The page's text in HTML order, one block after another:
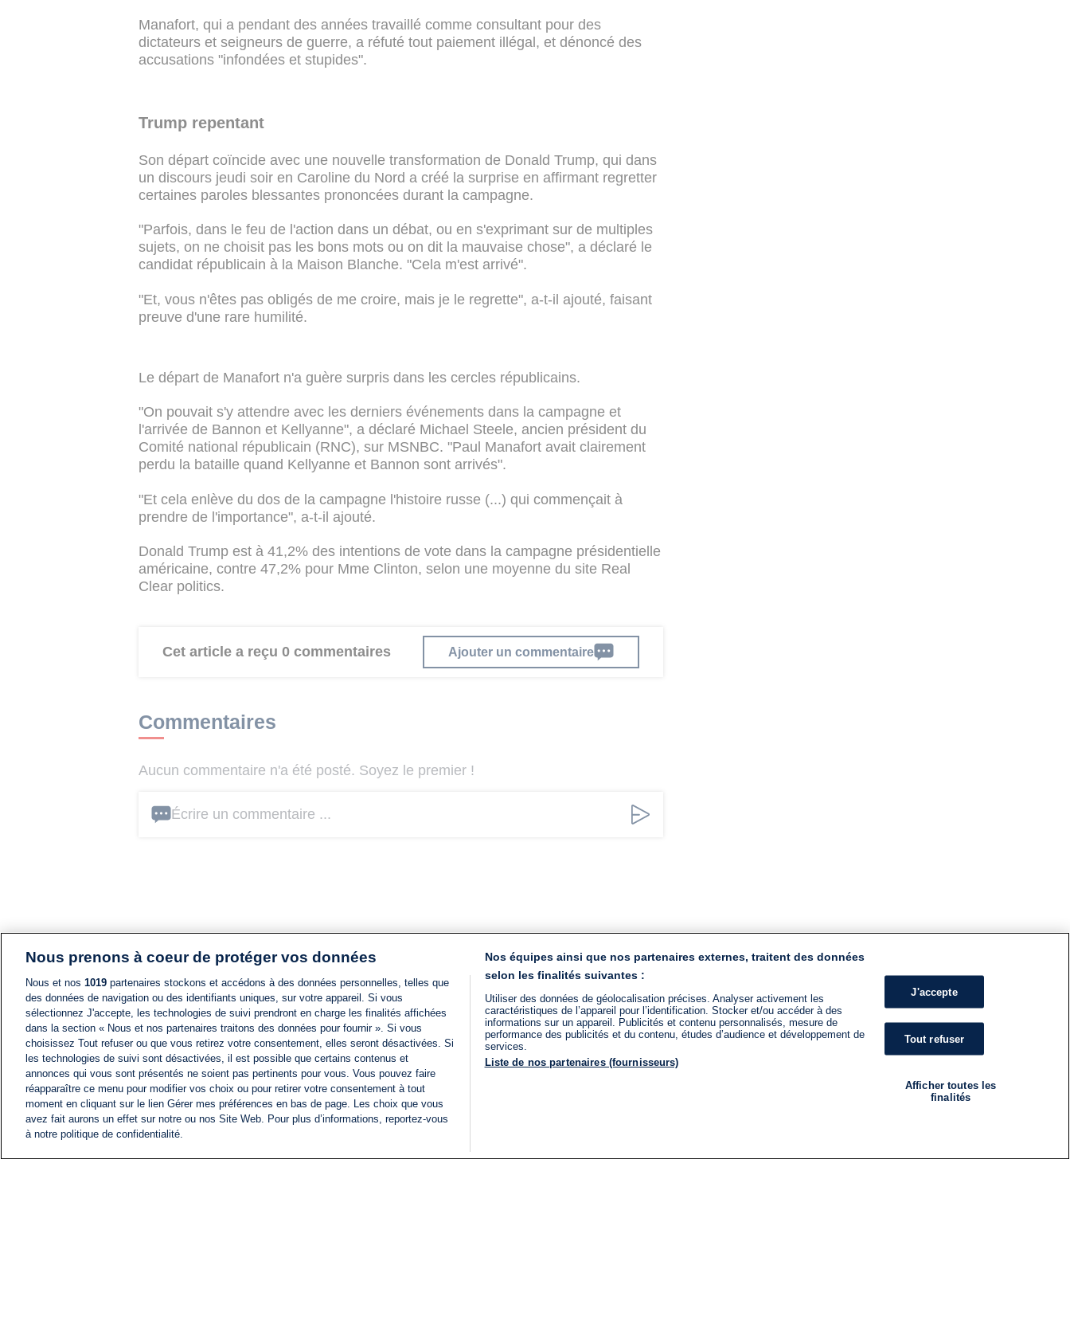
Manafort, qui a pendant des années travaillé comme consultant pour des
dictateurs et seigneurs de guerre, a réfuté tout paiement illégal, et dénoncé des
accusations "infondées et stupides".
Trump repentant
Son départ coïncide avec une nouvelle transformation de Donald Trump, qui dans
un discours jeudi soir en Caroline du Nord a créé la surprise en affirmant regretter
certaines paroles blessantes prononcées durant la campagne.
"Parfois, dans le feu de l'action dans un débat, ou en s'exprimant sur de multiples
sujets, on ne choisit pas les bons mots ou on dit la mauvaise chose", a déclaré le
candidat républicain à la Maison Blanche. "Cela m'est arrivé".
"Et, vous n'êtes pas obligés de me croire, mais je le regrette", a-t-il ajouté, faisant
preuve d'une rare humilité.
Le départ de Manafort n'a guère surpris dans les cercles républicains.
"On pouvait s'y attendre avec les derniers événements dans la campagne et
l'arrivée de Bannon et Kellyanne", a déclaré Michael Steele, ancien président du
Comité national républicain (RNC), sur MSNBC. "Paul Manafort avait clairement
perdu la bataille quand Kellyanne et Bannon sont arrivés".
"Et cela enlève du dos de la campagne l'histoire russe (...) qui commençait à
prendre de l'importance", a-t-il ajouté.
Donald Trump est à 41,2% des intentions de vote dans la campagne présidentielle
américaine, contre 47,2% pour Mme Clinton, selon une moyenne du site Real
Clear politics.
Cet article a reçu 0 commentaires Ajouter un commentaire
Commentaires
Aucun commentaire n'a été posté. Soyez le premier !
Écrire un commentaire ...
Nous prenons à coeur de protéger vos données
Nous et nos 1019 partenaires stockons et accédons à des données personnelles, telles que
des données de navigation ou des identifiants uniques, sur votre appareil. Si vous
sélectionnez J'accepte, les technologies de suivi prendront en charge les finalités affichées
dans la section « Nous et nos partenaires traitons des données pour fournir ». Si vous
choisissez Tout refuser ou que vous retirez votre consentement, elles seront désactivées. Si
les technologies de suivi sont désactivées, il est possible que certains contenus et
annonces qui vous sont présentés ne soient pas pertinents pour vous. Vous pouvez faire
réapparaître ce menu pour modifier vos choix ou pour retirer votre consentement à tout
moment en cliquant sur le lien Gérer mes préférences en bas de page. Les choix que vous
avez fait aurons un effet sur notre ou nos Site Web. Pour plus d’informations, reportez-vous
à notre politique de confidentialité.
Nos équipes ainsi que nos partenaires externes, traitent des données
selon les finalités suivantes :
Utiliser des données de géolocalisation précises. Analyser activement les
caractéristiques de l’appareil pour l’identification. Stocker et/ou accéder à des
informations sur un appareil. Publicités et contenu personnalisés, mesure de
performance des publicités et du contenu, études d’audience et développement de
services.
Liste de nos partenaires (fournisseurs)
J'accepte
Tout refuser
Afficher toutes les
finalités